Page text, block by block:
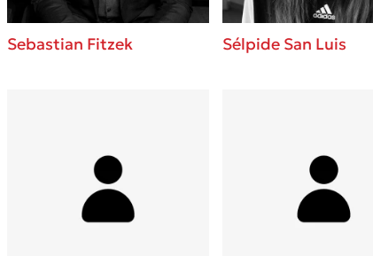
Sebastian Fitzek Sélpide San Luis